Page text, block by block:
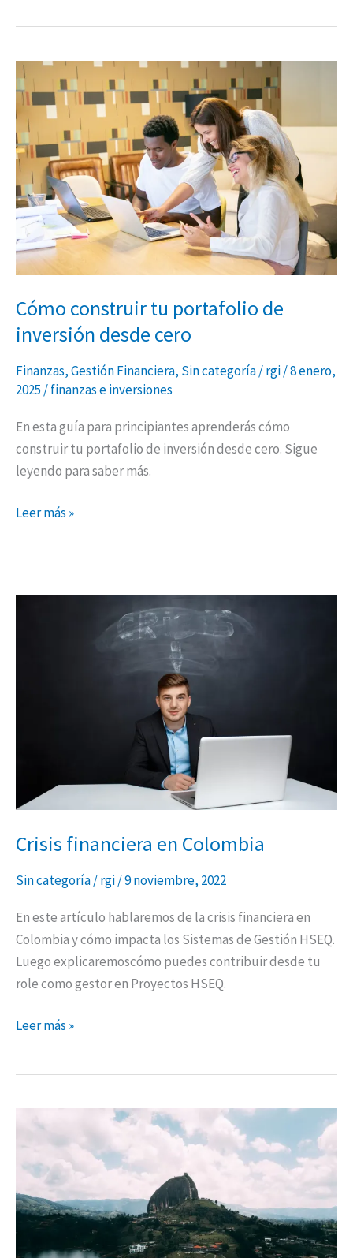
Cómo construir tu portafolio de
inversión desde cero
Finanzas,Gestión Financiera, Sin categoría/rgi/8 enero,
2025/finanzas e inversiones
En esta guía para principiantes aprenderás cómo
construir tu portafolio de inversión desde cero. Sigue
leyendo para saber más.
Cómo
construir
tu
portafolio
de
inversión
desde
cero
Leer más »
Crisis financiera en Colombia
Sin categoría/rgi/9 noviembre, 2022
En este artículo hablaremos de la crisis financiera en
Colombia y cómo impacta los Sistemas de Gestión HSEQ.
Luego explicaremoscómo puedes contribuir desde tu
role como gestor en Proyectos HSEQ.
Leer más »
Turística
TS
002